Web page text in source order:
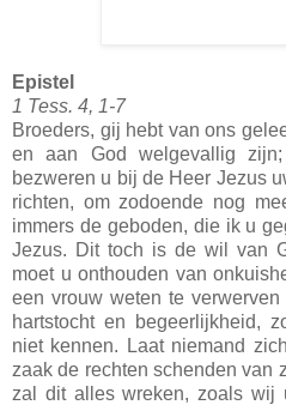
Epistel
1 Tess. 4, 1-7
Broeders, gij hebt van ons
en aan God welgevallig
bezweren u bij de Heer Jezus
richten, om zodoende nog
immers de geboden, die ik u
Jezus. Dit toch is de wil van
moet u onthouden van
een vrouw weten te
hartstocht en begeerlijkheid,
niet kennen. Laat niemand
zaak de rechten schenden van
zal dit alles wreken, zoals wij